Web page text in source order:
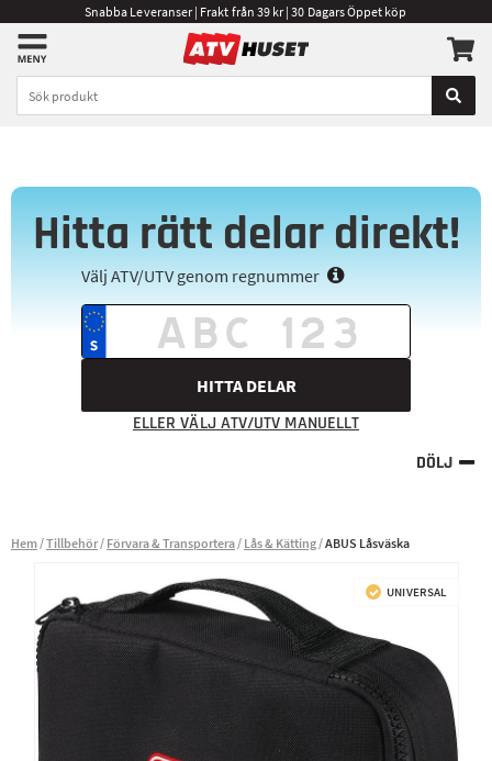
Snabba Leveranser | Frakt från 39 kr | 30 Dagars Öppet köp
Hitta rätt delar direkt!
Välj ATV/UTV genom regnummer
HITTA DELAR
ELLER VÄLJ ATV/UTV MANUELLT
DÖLJ
Hem Tillbehör Förvara & Transportera Lås & Kätting ABUS Låsväska
UNIVERSAL